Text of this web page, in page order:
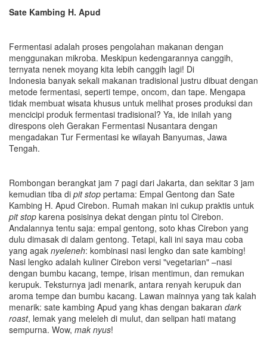
Sate Kambing H. Apud
Fermentasi adalah proses pengolahan makanan dengan
menggunakan mikroba. Meskipun kedengarannya canggih,
ternyata nenek moyang kita lebih canggih lagi! Di
Indonesia banyak sekali makanan tradisional justru dibuat dengan
metode fermentasi, seperti tempe, oncom, dan tape. Mengapa
tidak membuat wisata khusus untuk melihat proses produksi dan
mencicipi produk fermentasi tradisional? Ya, ide inilah yang
direspons oleh Gerakan Fermentasi Nusantara dengan
mengadakan Tur Fermentasi ke wilayah Banyumas, Jawa
Tengah.
Rombongan berangkat jam 7 pagi dari Jakarta, dan sekitar 3 jam
kemudian tiba di pit stop pertama: Empal Gentong dan Sate
Kambing H. Apud Cirebon. Rumah makan ini cukup praktis untuk
pit stop karena posisinya dekat dengan pintu tol Cirebon.
Andalannya tentu saja: empal gentong, soto khas Cirebon yang
dulu dimasak di dalam gentong. Tetapi, kali ini saya mau coba
yang agak nyeleneh: kombinasi nasi lengko dan sate kambing!
Nasi lengko adalah kuliner Cirebon versi "vegetarian" –nasi
dengan bumbu kacang, tempe, irisan mentimun, dan remukan
kerupuk. Teksturnya jadi menarik, antara renyah kerupuk dan
aroma tempe dan bumbu kacang. Lawan mainnya yang tak kalah
menarik: sate kambing Apud yang khas dengan bakaran dark
roast, lemak yang meleleh di mulut, dan selipan hati matang
sempurna. Wow, mak nyus!